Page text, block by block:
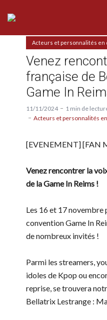
Acteurs et personnalités en
Venez
française de
Game In
11/11/2024
1 min de
Acteurs et personnalités
[EVENEMENT] [FAN
Venez rencontrer la
de la Game In Reims !
Les 16 et 17 novembre
convention Game In
de nombreux invités !
Parmi les streamers,
idoles de Kpop ou
reprise, se trouvera
Bellatrix Lestrange :